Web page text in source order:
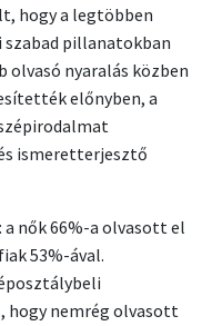
hogy a legtöbben
szabad pillanatokban
olvasó nyaralás közben
előnyben, a
ismeretterjesztő
nők 66%-a olvasott el
53%-ával.
hogy nemrég olvasott